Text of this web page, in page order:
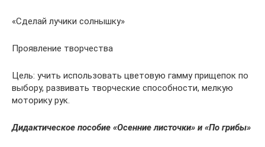
«Сделай лучики солнышку»
Проявление творчества
Цель: учить использовать цветовую гамму прищепок по
выбору, развивать творческие способности, мелкую
моторику рук.
Дидактическое пособие «Осенние листочки» и «По грибы»